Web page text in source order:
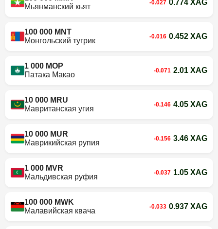
Мьянманский кьят
-0.027 0.774 XAG
100 000 MNT
Монгольский тугрик
-0.016 0.452 XAG
1 000 MOP
Патака Макао
-0.071 2.01 XAG
10 000 MRU
Мавританская угия
-0.146 4.05 XAG
10 000 MUR
Маврикийская рупия
-0.156 3.46 XAG
1 000 MVR
Мальдивская руфия
-0.037 1.05 XAG
100 000 MWK
Малавийская квача
-0.033 0.937 XAG